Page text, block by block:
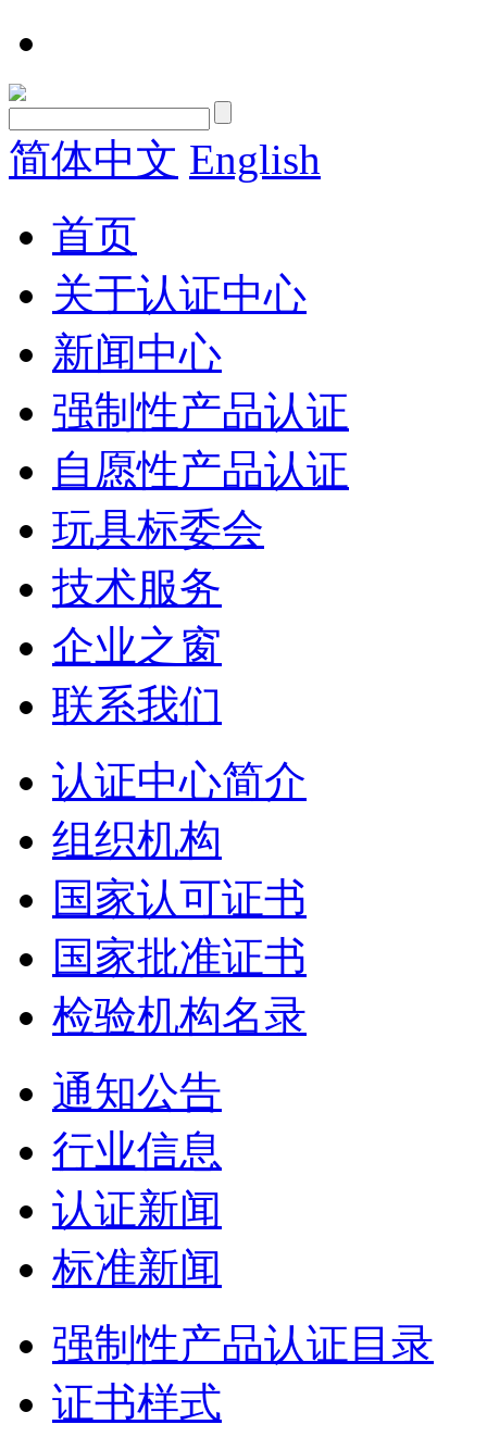
简体中文 English
首页
关于认证中心
新闻中心
强制性产品认证
自愿性产品认证
玩具标委会
技术服务
企业之窗
联系我们
认证中心简介
组织机构
国家认可证书
国家批准证书
检验机构名录
通知公告
行业信息
认证新闻
标准新闻
强制性产品认证目录
证书样式